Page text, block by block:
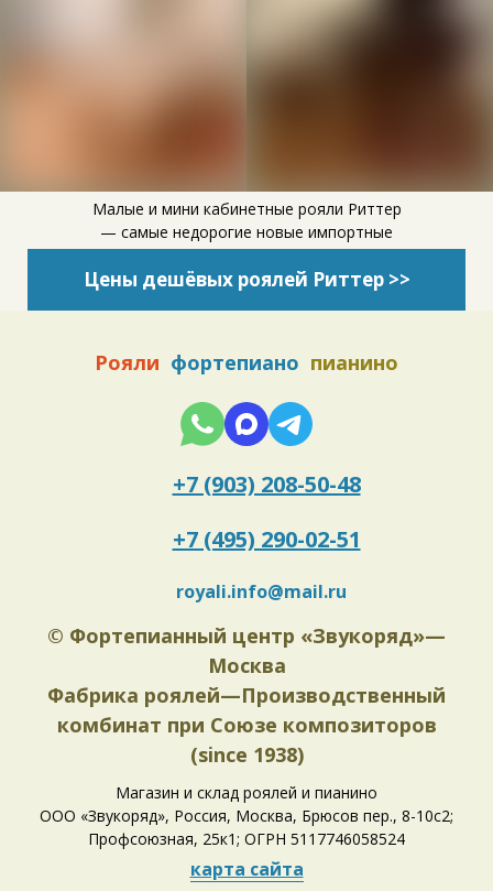
Малые и мини кабинетные рояли Риттер
— самые недорогие новые импортные
Цены дешёвых роялей Риттер >>
Рояли фортепиано пианино
+7 (903) 208-50-48
+7 (495) 290-02-51
royali.info@mail.ru
© Фортепианный центр «Звукоряд»—
Москва
Фабрика роялей—Производственный
комбинат при Союзе композиторов
(since 1938)
Магазин и склад роялей и пианино
ООО «Звукоряд», Россия, Москва, Брюсов пер., 8-10с2;
Профсоюзная, 25к1; ОГРН 5117746058524
карта сайта